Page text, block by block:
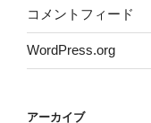
コメントフィード
WordPress.org
アーカイブ